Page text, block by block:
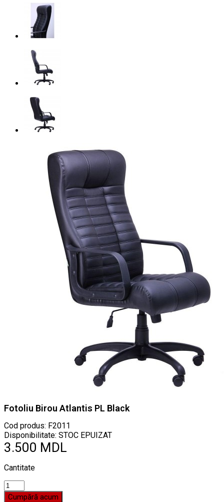
Fotoliu Birou Atlantis PL Black
Cod produs: F2011
Disponibilitate: STOC EPUIZAT
3.500 MDL
Cantitate